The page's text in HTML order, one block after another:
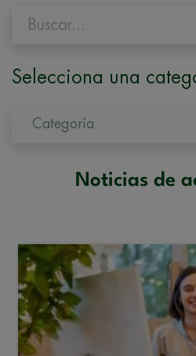
Selecciona una
Categoría
Noticias de